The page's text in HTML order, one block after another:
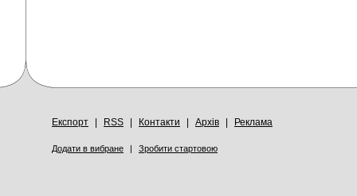
Експорт RSS Контакти Архів Реклама
Додати в вибране | Зробити стартовою